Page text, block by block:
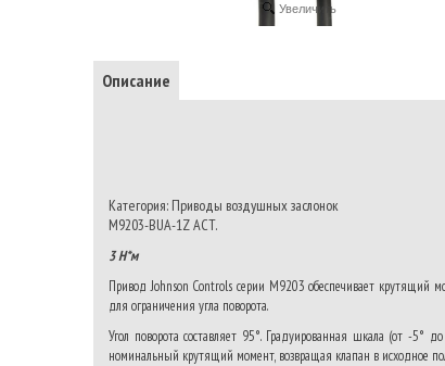
Увеличить
Описание
Категория: Приводы воздушных заслонок
M9203-BUA-1Z ACT.
3 Н*м
Привод Johnson Controls серии M9203 обеспечивает крутящий
для ограничения угла поворота.
Угол поворота составляет 95°. Градуированная шкала (от -5°
номинальный крутящий момент, возвращая клапан в исходное